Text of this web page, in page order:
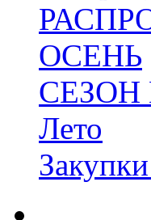
ОСЕНЬ
СЕЗОН
Лето